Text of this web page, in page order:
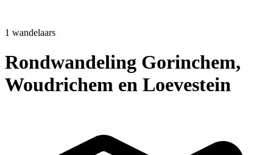
1 wandelaars
Rondwandeling Gorinchem,
Woudrichem en Loevestein